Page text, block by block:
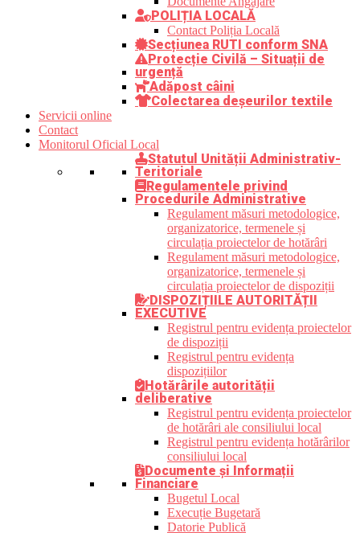
POLIȚIA LOCALĂ
Contact Poliția Locală
Secțiunea RUTI conform SNA
Protecție Civilă – Situații de
urgență
Adăpost câini
Colectarea deșeurilor textile
Servicii online
Contact
Monitorul Oficial Local
Statutul Unității Administrativ-
Teritoriale
Regulamentele privind
Procedurile Administrative
Regulament măsuri metodologice,
organizatorice, termenele și
circulația proiectelor de hotărâri
Regulament măsuri metodologice,
organizatorice, termenele și
circulația proiectelor de dispoziții
DISPOZIȚIILE AUTORITĂȚII
EXECUTIVE
Registrul pentru evidența proiectelor
de dispoziții
Registrul pentru evidența
dispozițiilor
Hotărârile autorității
deliberative
Registrul pentru evidența proiectelor
de hotărâri ale consiliului local
Registrul pentru evidența hotărârilor
consiliului local
Documente și Informații
Financiare
Bugetul Local
Execuție Bugetară
Datorie Publică